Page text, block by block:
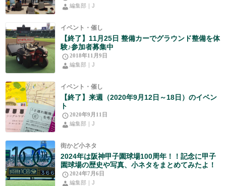
編集部｜J
イベント・催し
【終了】11月25日 整備カーでグラウンド整備を体
験♪参加者募集中
2018年11月9日
編集部｜J
イベント・催し
【終了】来週（2020年9月12日～18日）のイベン
ト
2020年9月11日
編集部｜J
街かど小ネタ
2024年は阪神甲子園球場100周年！！記念に甲子
園球場の歴史や写真、小ネタをまとめてみたよ！
2024年7月6日
編集部｜J